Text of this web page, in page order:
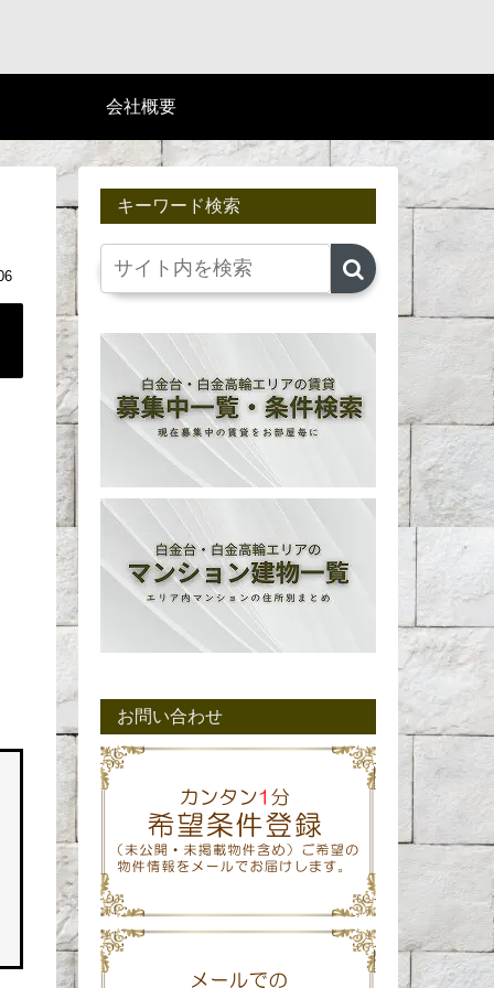
会社概要
キーワード検索
お問い合わせ